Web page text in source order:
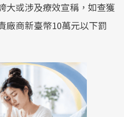
大或涉及療效宣稱，如查獲
廠商新臺幣10萬元以下罰